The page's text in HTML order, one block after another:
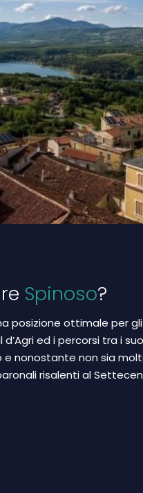
Spinoso?
posizione ottimale per
ed i percorsi tra i
nonostante non sia
risalenti al